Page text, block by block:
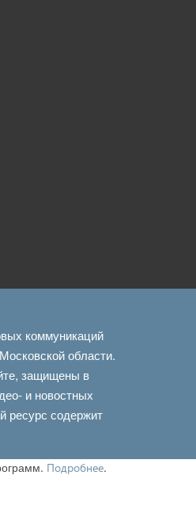
коммуникаций
области.
защищены в
и новостных
ресурс содержит
Подробнее.